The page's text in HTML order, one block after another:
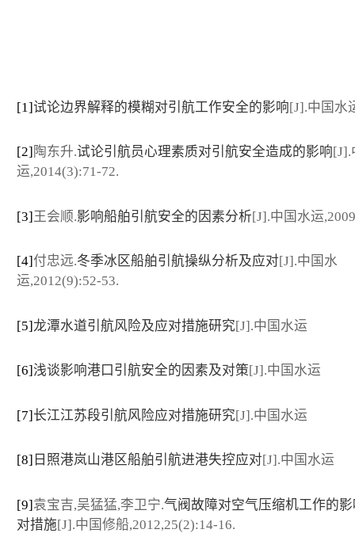
[1]试论边界解释的模糊对引航工作安全的影响[J].中国水
[2] 陶东升.试论引航员心理素质对引航安全造成的影响 [J].
运,2014(3):71-72.
[3]王会顺.影响船舶引航安全的因素分析[J].中国水运
[4]付忠远.冬季冰区船舶引航操纵分析及应对[J].中国水
运,2012(9):52-53.
[5]龙潭水道引航风险及应对措施研究[J].中国水运
[6]浅谈影响港口引航安全的因素及对策[J].中国水运
[7]长江江苏段引航风险应对措施研究[J].中国水运
[8] 日照港岚山港区船舶引航进港失控应对[J].中国水运
[9]袁宝吉,吴猛猛,李卫宁.气阀故障对空气压缩机工作的
对措施[J].中国修船,2012,25(2):14-16.